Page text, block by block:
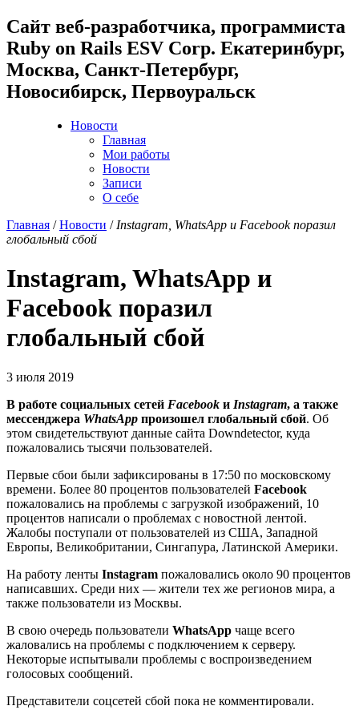
Cайт веб-разработчика, программиста
Ruby on Rails ESV Corp. Екатеринбург,
Москва, Санкт-Петербург,
Новосибирск, Первоуральск
Новости
Главная
Мои работы
Новости
Записи
О себе
Главная /Новости / Instagram, WhatsApp и Facebook поразил
глобальный сбой
Instagram, WhatsApp и
Facebook поразил
глобальный сбой
3 июля 2019
В работе социальных сетей Facebook и Instagram, а также
мессенджера WhatsApp произошел глобальный сбой. Об
этом свидетельствуют данные сайта Downdetector, куда
пожаловались тысячи пользователей.
Первые сбои были зафиксированы в 17:50 по московскому
времени. Более 80 процентов пользователей Facebook
пожаловались на проблемы с загрузкой изображений, 10
процентов написали о проблемах с новостной лентой.
Жалобы поступали от пользователей из США, Западной
Европы, Великобритании, Сингапура, Латинской Америки.
На работу ленты Instagram пожаловались около 90 процентов
написавших. Среди них — жители тех же регионов мира, а
также пользователи из Москвы.
В свою очередь пользователи WhatsApp чаще всего
жаловались на проблемы с подключением к серверу.
Некоторые испытывали проблемы с воспроизведением
голосовых сообщений.
Представители соцсетей сбой пока не комментировали.